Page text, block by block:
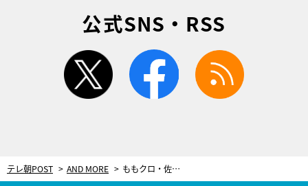
公式SNS・RSS
twitter facebook
テレ朝POST AND MORE ももクロ・佐々木彩夏、収録中にこっそり実践！ソロカットで“可愛く映る方法”